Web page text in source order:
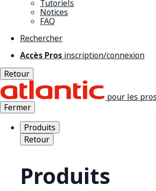
Tutoriels
Notices
FAQ
Rechercher
Accès Pros inscription/connexion
Retour
pour les pros
Fermer
Produits
Retour
Produits